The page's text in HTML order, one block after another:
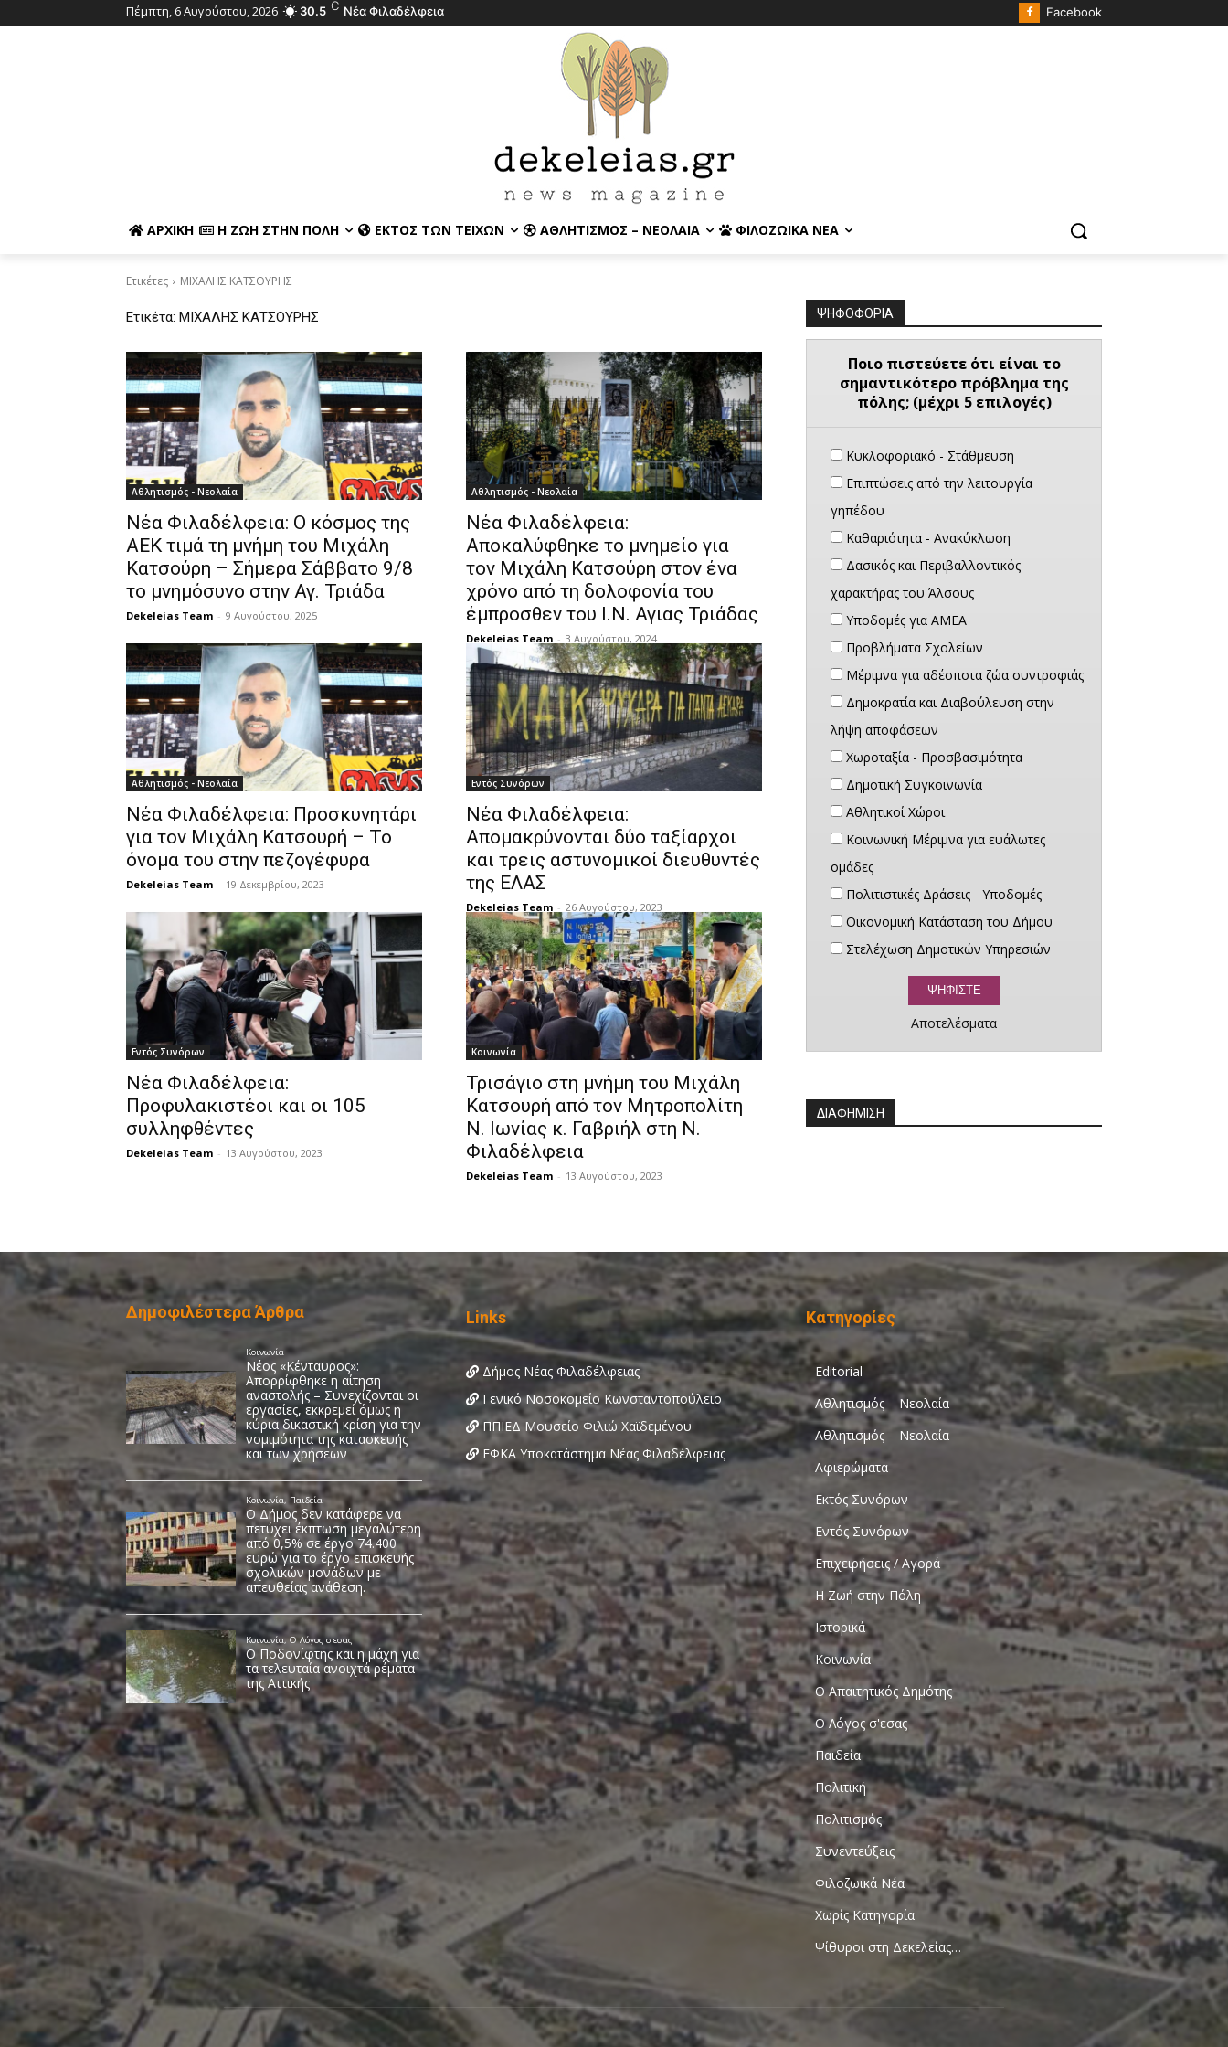
Πέμπτη, 6 Αυγούστου, 2026 30.5 C Νέα Φιλαδέλφεια Facebook
ΑΡΧΙΚΉ Η ΖΩΉ ΣΤΗΝ ΠΌΛΗ ΕΚΤΌΣ ΤΩΝ ΤΕΙΧΏΝ ΑΘΛΗΤΙΣΜΌΣ – ΝΕΟΛΑΊΑ ΦΙΛΟΖΩΙΚΆ ΝΈΑ
Ετικέτες ΜΙΧΑΛΗΣ ΚΑΤΣΟΥΡΗΣ
Ετικέτα: ΜΙΧΑΛΗΣ ΚΑΤΣΟΥΡΗΣ
Αθλητισμός - Νεολαία
Νέα Φιλαδέλφεια: Ο κόσμος της
ΑΕΚ τιμά τη μνήμη του Μιχάλη
Κατσούρη – Σήμερα Σάββατο 9/8
το μνημόσυνο στην Αγ. Τριάδα
Dekeleias Team - 9 Αυγούστου, 2025
Αθλητισμός - Νεολαία
Νέα Φιλαδέλφεια:
Αποκαλύφθηκε το μνημείο για
τον Μιχάλη Κατσούρη στον ένα
χρόνο από τη δολοφονία του
έμπροσθεν του Ι.Ν. Αγιας Τριάδας
Dekeleias Team - 3 Αυγούστου, 2024
Αθλητισμός - Νεολαία
Νέα Φιλαδέλφεια: Προσκυνητάρι
για τον Μιχάλη Κατσουρή – Το
όνομα του στην πεζογέφυρα
Dekeleias Team - 19 Δεκεμβρίου, 2023
Εντός Συνόρων
Νέα Φιλαδέλφεια:
Απομακρύνονται δύο ταξίαρχοι
και τρεις αστυνομικοί διευθυντές
της ΕΛΑΣ
Dekeleias Team - 26 Αυγούστου, 2023
Εντός Συνόρων
Νέα Φιλαδέλφεια:
Προφυλακιστέοι και οι 105
συλληφθέντες
Dekeleias Team - 13 Αυγούστου, 2023
Κοινωνία
Τρισάγιο στη μνήμη του Μιχάλη
Κατσουρή από τον Μητροπολίτη
Ν. Ιωνίας κ. Γαβριήλ στη Ν.
Φιλαδέλφεια
Dekeleias Team - 13 Αυγούστου, 2023
ΨΗΦΟΦΟΡΙΑ
Ποιο πιστεύετε ότι είναι το
σημαντικότερο πρόβλημα της
πόλης; (μέχρι 5 επιλογές)
Κυκλοφοριακό - Στάθμευση
Επιπτώσεις από την λειτουργία
γηπέδου
Καθαριότητα - Ανακύκλωση
Δασικός και Περιβαλλοντικός
χαρακτήρας του Άλσους
Υποδομές για ΑΜΕΑ
Προβλήματα Σχολείων
Μέριμνα για αδέσποτα ζώα συντροφιάς
Δημοκρατία και Διαβούλευση στην
λήψη αποφάσεων
Χωροταξία - Προσβασιμότητα
Δημοτική Συγκοινωνία
Αθλητικοί Χώροι
Κοινωνική Μέριμνα για ευάλωτες
ομάδες
Πολιτιστικές Δράσεις - Υποδομές
Οικονομική Κατάσταση του Δήμου
Στελέχωση Δημοτικών Υπηρεσιών
Αποτελέσματα
ΔΙΑΦΗΜΙΣΗ
Δημοφιλέστερα Άρθρα Links
Δήμος Νέας Φιλαδέλφειας
Γενικό Νοσοκομείο Κωνσταντοπούλειο
ΠΠΙΕΔ Μουσείο Φιλιώ Χαϊδεμένου
ΕΦΚΑ Υποκατάστημα Νέας Φιλαδέλφειας
Κατηγορίες
Editorial
Αθλητισμός – Νεολαία
Αθλητισμός – Νεολαία
Αφιερώματα
Εκτός Συνόρων
Εντός Συνόρων
Επιχειρήσεις / Αγορά
Η Ζωή στην Πόλη
Ιστορικά
Κοινωνία
Ο Απαιτητικός Δημότης
Ο Λόγος σ'εσας
Παιδεία
Πολιτική
Πολιτισμός
Συνεντεύξεις
Φιλοζωικά Νέα
Χωρίς Κατηγορία
Ψίθυροι στη Δεκελείας…